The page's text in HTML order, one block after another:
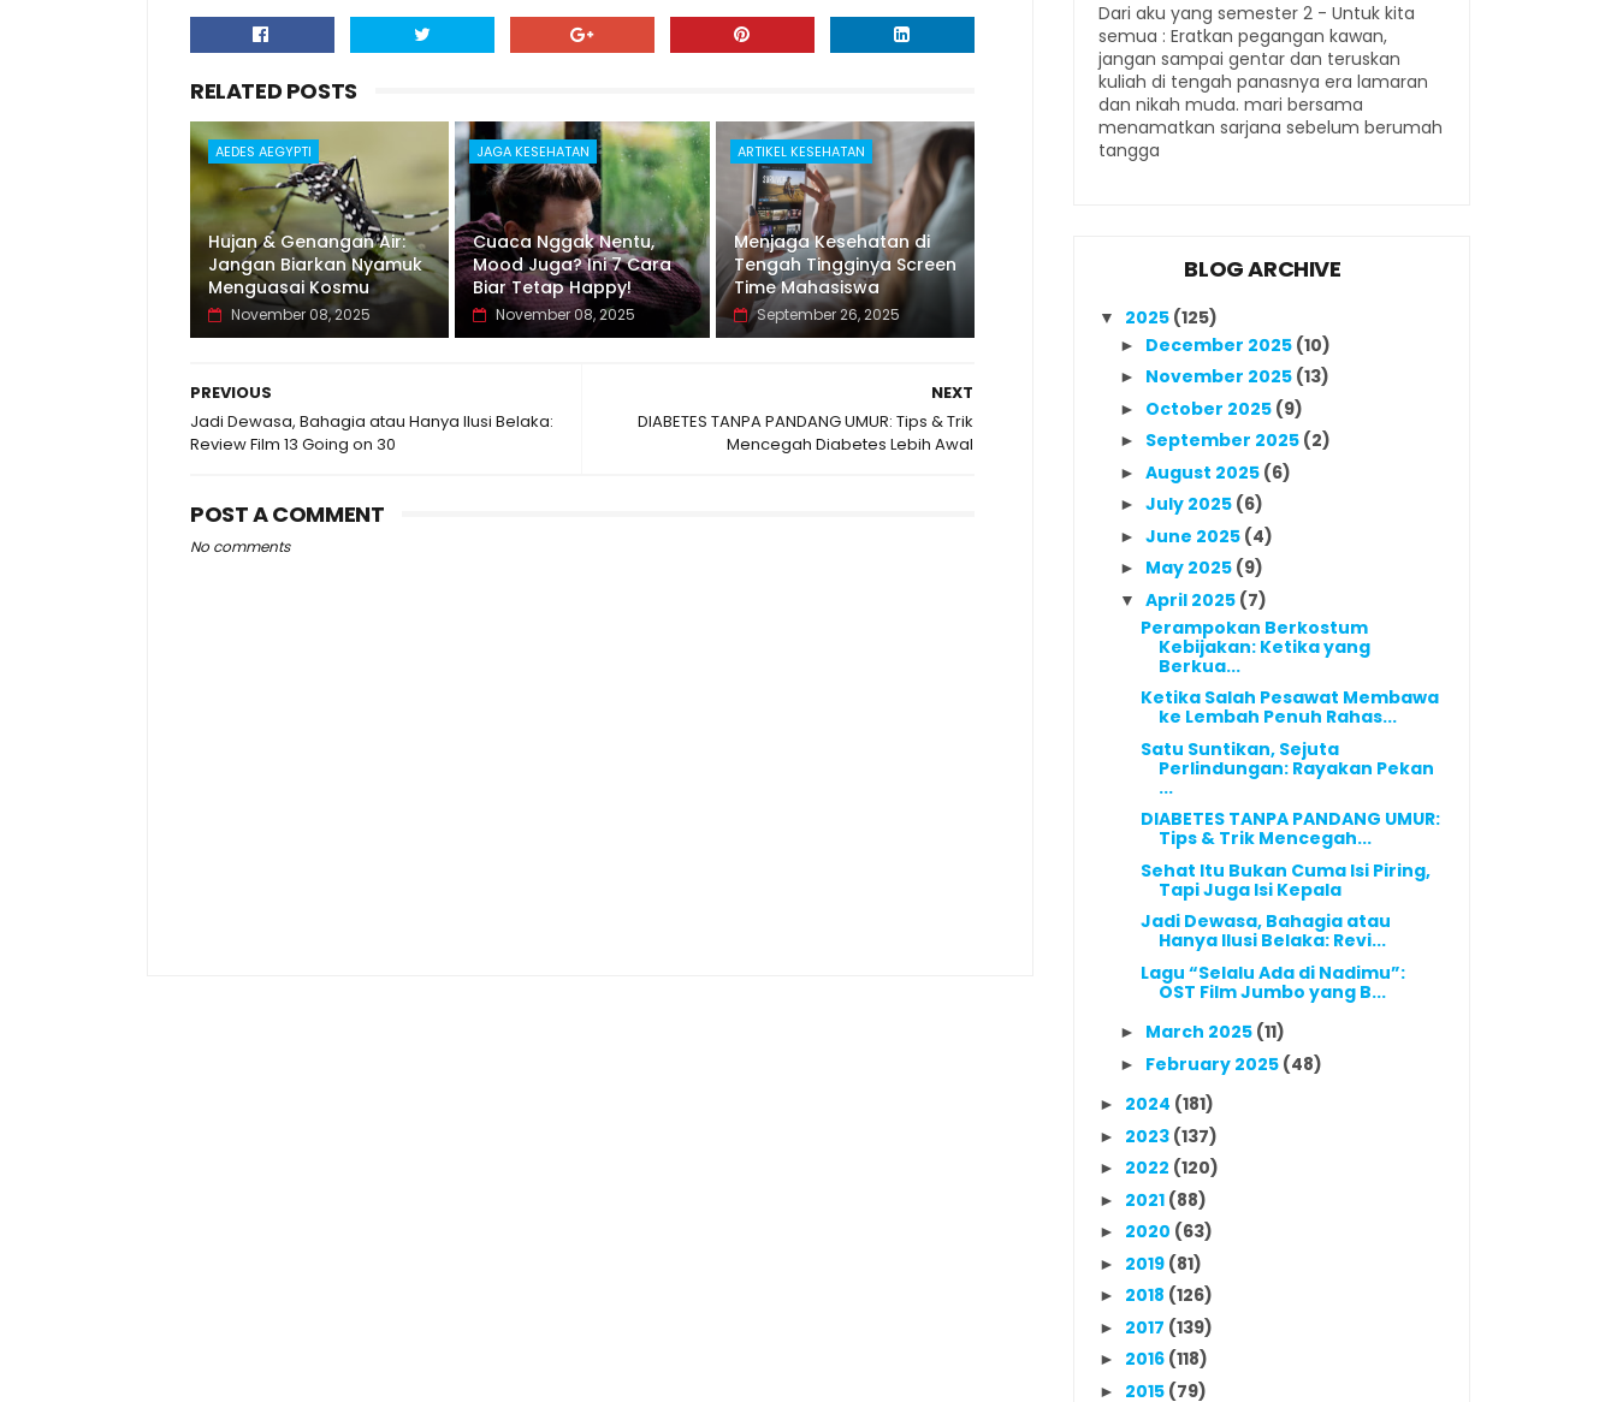
RELATED POSTS
AEDES AEGYPTI
Hujan & Genangan Air:
Jangan Biarkan Nyamuk
Menguasai Kosmu
November 08, 2025
JAGA KESEHATAN
Cuaca Nggak Nentu,
Mood Juga? Ini 7 Cara
Biar Tetap Happy!
November 08, 2025
ARTIKEL KESEHATAN
Menjaga Kesehatan di
Tengah Tingginya Screen
Time Mahasiswa
September 26, 2025
NEXT
DIABETES TANPA PANDANG UMUR: Tips & Trik
Mencegah Diabetes Lebih Awal
PREVIOUS
Jadi Dewasa, Bahagia atau Hanya Ilusi Belaka:
Review Film 13 Going on 30
POST A COMMENT
No comments
Dari aku yang semester 2 - Untuk kita
semua : Eratkan pegangan kawan,
jangan sampai gentar dan teruskan
kuliah di tengah panasnya era lamaran
dan nikah muda. mari bersama
menamatkan sarjana sebelum berumah
tangga
BLOG ARCHIVE
▼ 2025 (125)
► December 2025 (10)
► November 2025 (13)
► October 2025 (9)
► September 2025 (2)
► August 2025 (6)
► July 2025 (6)
► June 2025 (4)
► May 2025 (9)
▼ April 2025 (7)
Perampokan Berkostum
Kebijakan: Ketika yang
Berkua...
Ketika Salah Pesawat Membawa
ke Lembah Penuh Rahas...
Satu Suntikan, Sejuta
Perlindungan: Rayakan Pekan
...
DIABETES TANPA PANDANG UMUR:
Tips & Trik Mencegah...
Sehat Itu Bukan Cuma Isi Piring,
Tapi Juga Isi Kepala
Jadi Dewasa, Bahagia atau
Hanya Ilusi Belaka: Revi...
Lagu “Selalu Ada di Nadimu”:
OST Film Jumbo yang B...
► March 2025 (11)
► February 2025 (48)
► 2024 (181)
► 2023 (137)
► 2022 (120)
► 2021 (88)
► 2020 (63)
► 2019 (81)
► 2018 (126)
► 2017 (139)
► 2016 (118)
► 2015 (79)